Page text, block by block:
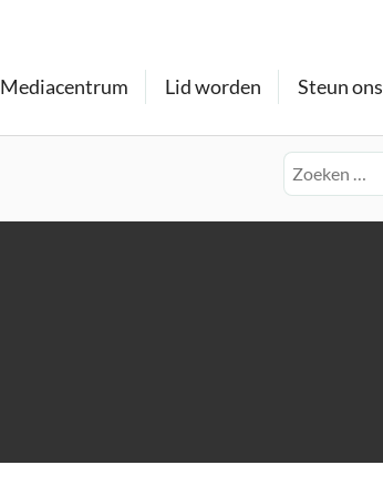
Mediacentrum Lid worden Steun ons
Zoeken
naar: